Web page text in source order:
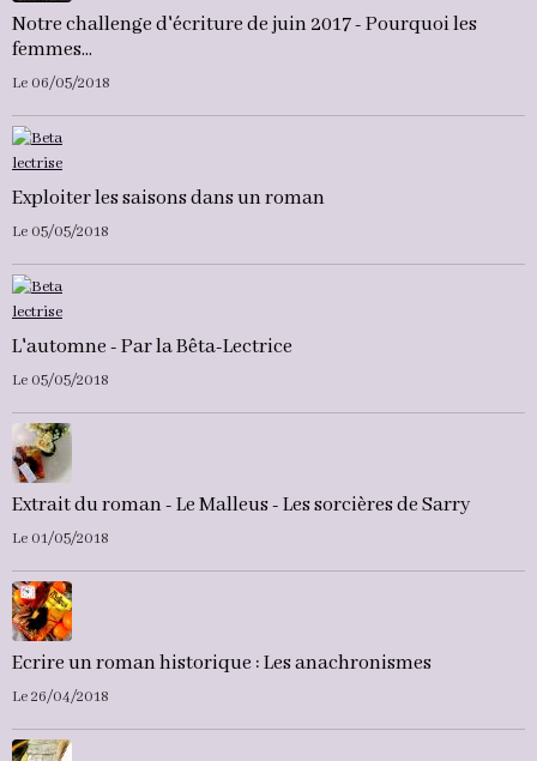
Notre challenge d'écriture de juin 2017 - Pourquoi les
femmes...
Le 06/05/2018
Exploiter les saisons dans un roman
Le 05/05/2018
L'automne - Par la Bêta-Lectrice
Le 05/05/2018
Extrait du roman - Le Malleus - Les sorcières de Sarry
Le 01/05/2018
Ecrire un roman historique : Les anachronismes
Le 26/04/2018